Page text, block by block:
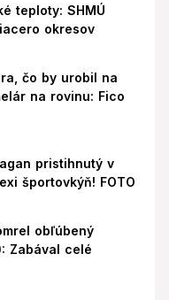
teploty: SHMÚ
okresov
čo by urobil na
na rovinu: Fico
pristihnutý v
športovkýň! FOTO
obľúbený
Zabával celé